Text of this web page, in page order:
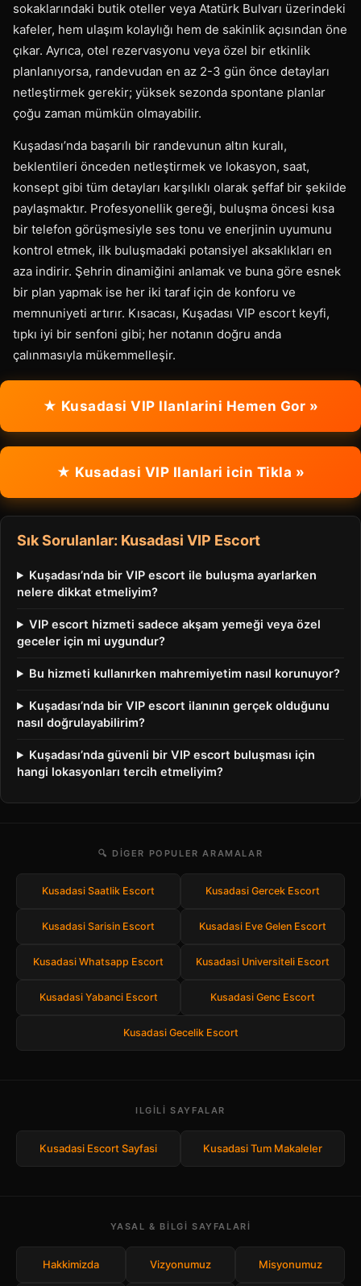
sokaklarındaki butik oteller veya Atatürk Bulvarı üzerindeki
kafeler, hem ulaşım kolaylığı hem de sakinlik açısından öne
çıkar. Ayrıca, otel rezervasyonu veya özel bir etkinlik
planlanıyorsa, randevudan en az 2-3 gün önce detayları
netleştirmek gerekir; yüksek sezonda spontane planlar
çoğu zaman mümkün olmayabilir.
Kuşadası’nda başarılı bir randevunun altın kuralı,
beklentileri önceden netleştirmek ve lokasyon, saat,
konsept gibi tüm detayları karşılıklı olarak şeffaf bir şekilde
paylaşmaktır. Profesyonellik gereği, buluşma öncesi kısa
bir telefon görüşmesiyle ses tonu ve enerjinin uyumunu
kontrol etmek, ilk buluşmadaki potansiyel aksaklıkları en
aza indirir. Şehrin dinamiğini anlamak ve buna göre esnek
bir plan yapmak ise her iki taraf için de konforu ve
memnuniyeti artırır. Kısacası, Kuşadası VIP escort keyfi,
tıpkı iyi bir senfoni gibi; her notanın doğru anda
çalınmasıyla mükemmelleşir.
★ Kusadasi VIP Ilanlarini Hemen Gor »
★ Kusadasi VIP Ilanlari icin Tikla »
Sık Sorulanlar: Kusadasi VIP Escort
Kuşadası’nda bir VIP escort ile buluşma ayarlarken
nelere dikkat etmeliyim?
VIP escort hizmeti sadece akşam yemeği veya özel
geceler için mi uygundur?
Bu hizmeti kullanırken mahremiyetim nasıl korunuyor?
Kuşadası’nda bir VIP escort ilanının gerçek olduğunu
nasıl doğrulayabilirim?
Kuşadası’nda güvenli bir VIP escort buluşması için
hangi lokasyonları tercih etmeliyim?
🔍 DIGER POPULER ARAMALAR
Kusadasi Saatlik Escort Kusadasi Gercek Escort
Kusadasi Sarisin Escort Kusadasi Eve Gelen Escort
Kusadasi Whatsapp Escort Kusadasi Universiteli Escort
Kusadasi Yabanci Escort Kusadasi Genc Escort
Kusadasi Gecelik Escort
ILGILI SAYFALAR
Kusadasi Escort Sayfasi Kusadasi Tum Makaleler
YASAL & BILGI SAYFALARI
Hakkimizda Vizyonumuz Misyonumuz